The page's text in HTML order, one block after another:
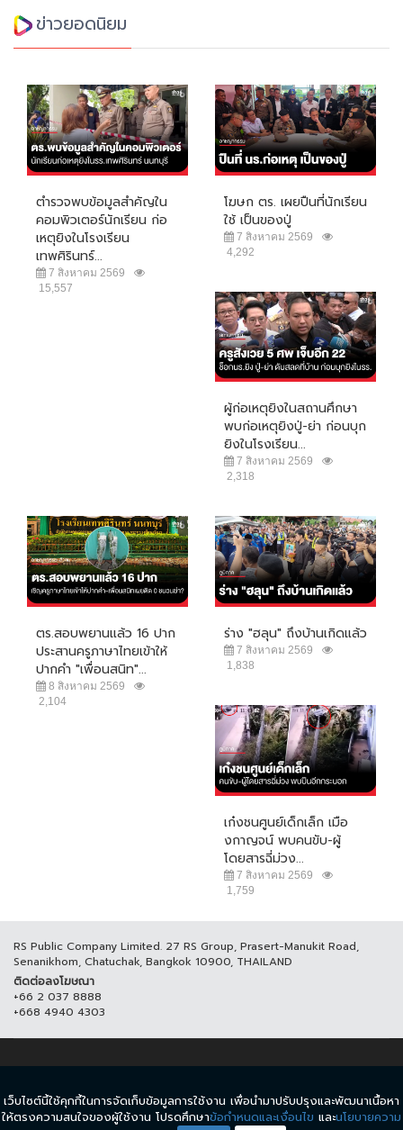
ข่าวยอดนิยม
ตำรวจพบข้อมูลสำคัญใน
คอมพิวเตอร์นักเรียน ก่อ
เหตุยิงในโรงเรียน
เทพศิรินทร์...
7 สิงหาคม 2569
15,557
โฆษก ตร. เผยปืนที่นักเรียน
ใช้ เป็นของปู่
7 สิงหาคม 2569
4,292
ผู้ก่อเหตุยิงในสถานศึกษา
พบก่อเหตุยิงปู่-ย่า ก่อนบุก
ยิงในโรงเรียน...
7 สิงหาคม 2569
2,318
ตร.สอบพยานแล้ว 16 ปาก
ประสานครูภาษาไทยเข้าให้
ปากคำ "เพื่อนสนิท"...
8 สิงหาคม 2569
2,104
ร่าง "ฮลุน" ถึงบ้านเกิดแล้ว
7 สิงหาคม 2569
1,838
เก๋งชนศูนย์เด็กเล็ก เมือ
งกาญจน์ พบคนขับ-ผู้
โดยสารฉี่ม่วง...
7 สิงหาคม 2569
1,759
RS Public Company Limited. 27 RS Group, Prasert-Manukit Road,
Senanikhom, Chatuchak, Bangkok 10900, THAILAND
ติดต่อลงโฆษณา
+66 2 037 8888
+668 4940 4303
© COPYRIGHT 2017 THAICH8.COM, ALL RIGHT RESERVED.
ข้อกำหนดและเงื่อนไข นโยบายความเป็นส่วนตัว
เว็บไซต์นี้ใช้คุกกี้ในการจัดเก็บข้อมูลการใช้งาน เพื่อนำมาปรับปรุงและพัฒนาเนื้อหา
ให้ตรงความสนใจของผู้ใช้งาน โปรดศึกษาข้อกำหนดและเงื่อนไข และนโยบายความ